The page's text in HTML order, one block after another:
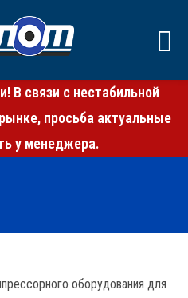
В связи с нестабильной
просьба актуальные
у менеджера.
оборудования для